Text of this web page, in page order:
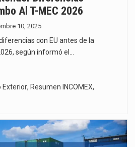
Al T-MEC 2026
10, 2025
con EU antes de la
según informó el…
Exterior, Resumen INCOMEX,